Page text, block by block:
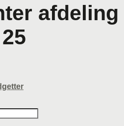
afdeling
25